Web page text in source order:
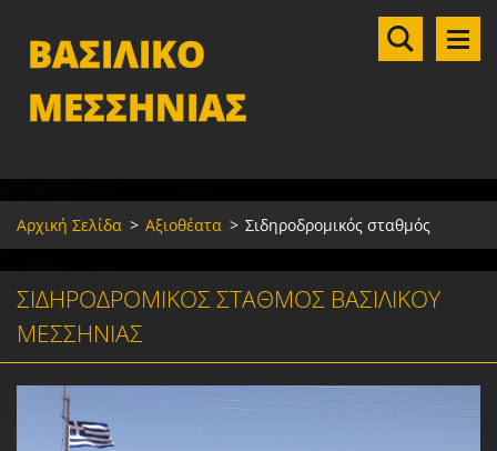
ΒΑΣΙΛΙΚΟ
ΜΕΣΣΗΝΙΑΣ
Αρχική Σελίδα > Αξιοθέατα > Σιδηροδρομικός σταθμός
ΣΙΔΗΡΟΔΡΟΜΙΚΌΣ ΣΤΑΘΜΌΣ ΒΑΣΙΛΙΚΟΎ
ΜΕΣΣΗΝΊΑΣ